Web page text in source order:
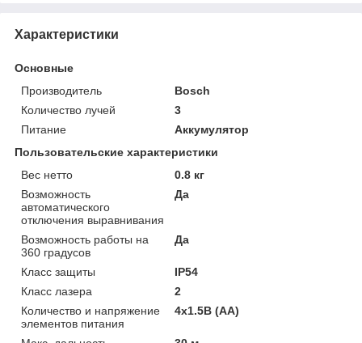
Характеристики
Основные
Производитель
Bosch
Количество лучей
3
Питание
Аккумулятор
Пользовательские характеристики
Вес нетто
0.8 кг
Возможность
автоматического
отключения выравнивания
Да
Возможность работы на
360 градусов
Да
Класс защиты
IP54
Класс лазера
2
Количество и напряжение
элементов питания
4x1.5В (AA)